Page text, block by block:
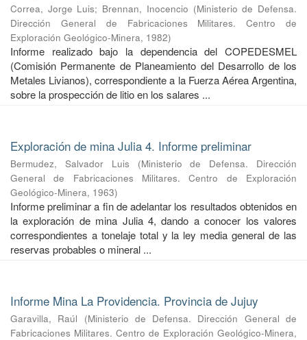
Correa, Jorge Luis; Brennan, Inocencio (Ministerio de Defensa.
Dirección General de Fabricaciones Militares. Centro de
Exploración Geológico-Minera, 1982)
Informe realizado bajo la dependencia del COPEDESMEL
(Comisión Permanente de Planeamiento del Desarrollo de los
Metales Livianos), correspondiente a la Fuerza Aérea Argentina,
sobre la prospección de litio en los salares ...
Exploración de mina Julia 4. Informe preliminar
Bermudez, Salvador Luis (Ministerio de Defensa. Dirección
General de Fabricaciones Militares. Centro de Exploración
Geológico-Minera, 1963)
Informe preliminar a fin de adelantar los resultados obtenidos en
la exploración de mina Julia 4, dando a conocer los valores
correspondientes a tonelaje total y la ley media general de las
reservas probables o mineral ...
Informe Mina La Providencia. Provincia de Jujuy
Garavilla, Raúl (Ministerio de Defensa. Dirección General de
Fabricaciones Militares. Centro de Exploración Geológico-Minera,